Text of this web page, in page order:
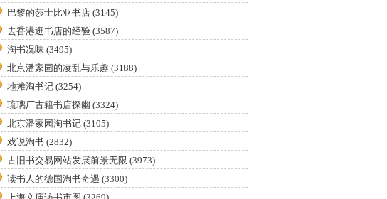
巴黎的莎士比亚书店 (3145)
去香港逛书店的经验 (3587)
淘书况味 (3495)
北京潘家园的凌乱与乐趣 (3188)
地摊淘书记 (3254)
琉璃厂古籍书店探幽 (3324)
北京潘家园淘书记 (3105)
戏说淘书 (2832)
古旧书交易网站发展前景无限 (3973)
读书人的德国淘书奇遇 (3300)